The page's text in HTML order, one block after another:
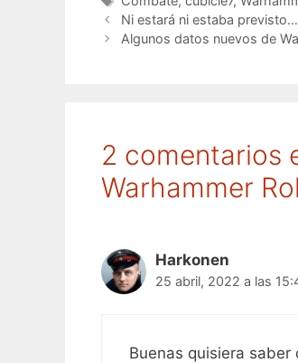
Ni estará ni estaba
Algunos datos nuevos de
2 comentarios
Warhammer
Harkonen
25 abril, 2022 a las
Buenas quisiera